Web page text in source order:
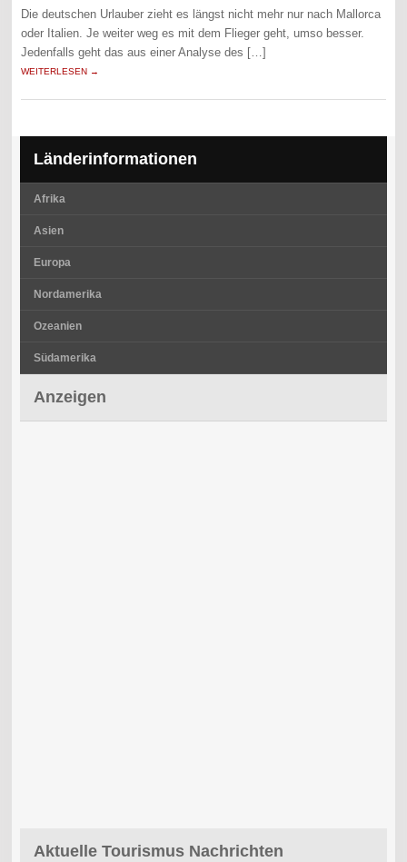
Die deutschen Urlauber zieht es längst nicht mehr nur nach Mallorca
oder Italien. Je weiter weg es mit dem Flieger geht, umso besser.
Jedenfalls geht das aus einer Analyse des […]
WEITERLESEN →
Länderinformationen
Afrika
Asien
Europa
Nordamerika
Ozeanien
Südamerika
Anzeigen
Aktuelle Tourismus Nachrichten